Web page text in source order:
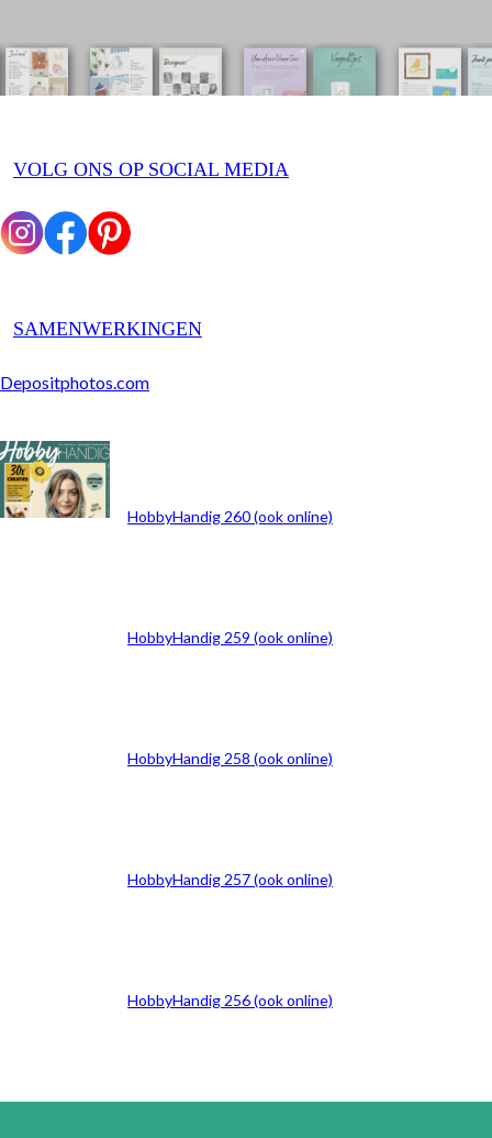
VOLG ONS OP SOCIAL MEDIA
SAMENWERKINGEN
Depositphotos.com
ARCHIEF
HobbyHandig 260 (ook online)
HobbyHandig 259 (ook online)
HobbyHandig 258 (ook online)
HobbyHandig 257 (ook online)
HobbyHandig 256 (ook online)